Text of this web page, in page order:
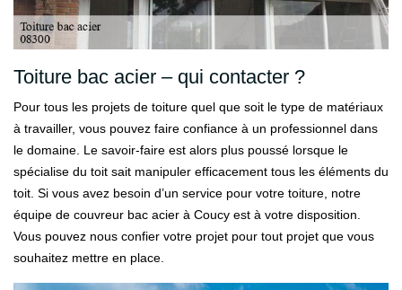
Toiture bac acier – qui contacter ?
Pour tous les projets de toiture quel que soit le type de matériaux
à travailler, vous pouvez faire confiance à un professionnel dans
le domaine. Le savoir-faire est alors plus poussé lorsque le
spécialise du toit sait manipuler efficacement tous les éléments du
toit. Si vous avez besoin d’un service pour votre toiture, notre
équipe de couvreur bac acier à Coucy est à votre disposition.
Vous pouvez nous confier votre projet pour tout projet que vous
souhaitez mettre en place.